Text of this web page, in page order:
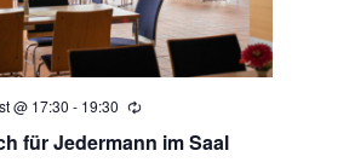
für Jedermann im Saal
@ 17:30 - 19:30 Wiederholung